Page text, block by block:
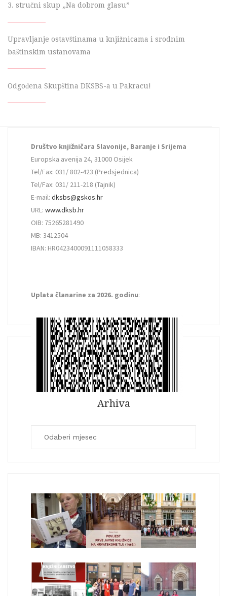
3. stručni skup „Na dobrom glasu”
Upravljanje ostavštinama u knjižnicama i srodnim
baštinskim ustanovama
Odgođena Skupština DKSBS-a u Pakracu!
Društvo knjižničara Slavonije, Baranje i Srijema
Europska avenija 24, 31000 Osijek
Tel/Fax: 031/ 802-423 (Predsjednica)
Tel/Fax: 031/ 211-218 (Tajnik)
E-mail: dksbs@gskos.hr
URL: www.dksb.hr
OIB: 75265281490
MB: 3412504
IBAN: HR0423400091111058333
Uplata članarine za 2026. godinu:
Arhiva